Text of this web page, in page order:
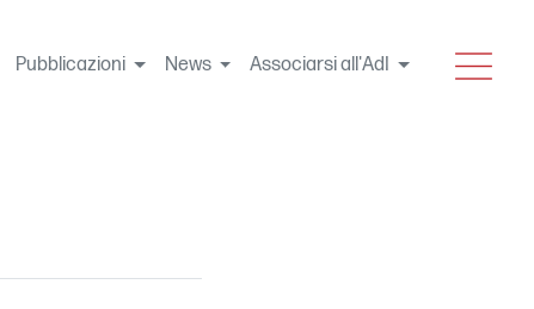
Pubblicazioni News Associarsi all'AdI MENU